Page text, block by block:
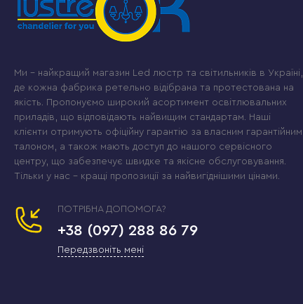
Ми – найкращий магазин Led люстр та світильників в Україні,
де кожна фабрика ретельно відібрана та протестована на
якість. Пропонуємо широкий асортимент освітлювальних
приладів, що відповідають найвищим стандартам. Наші
клієнти отримують офіційну гарантію за власним гарантійним
талоном, а також мають доступ до нашого сервісного
центру, що забезпечує швидке та якісне обслуговування.
Тільки у нас – кращі пропозиції за найвигіднішими цінами.
ПОТРІБНА ДОПОМОГА?
+38 (097) 288 86 79
Передзвоніть мені